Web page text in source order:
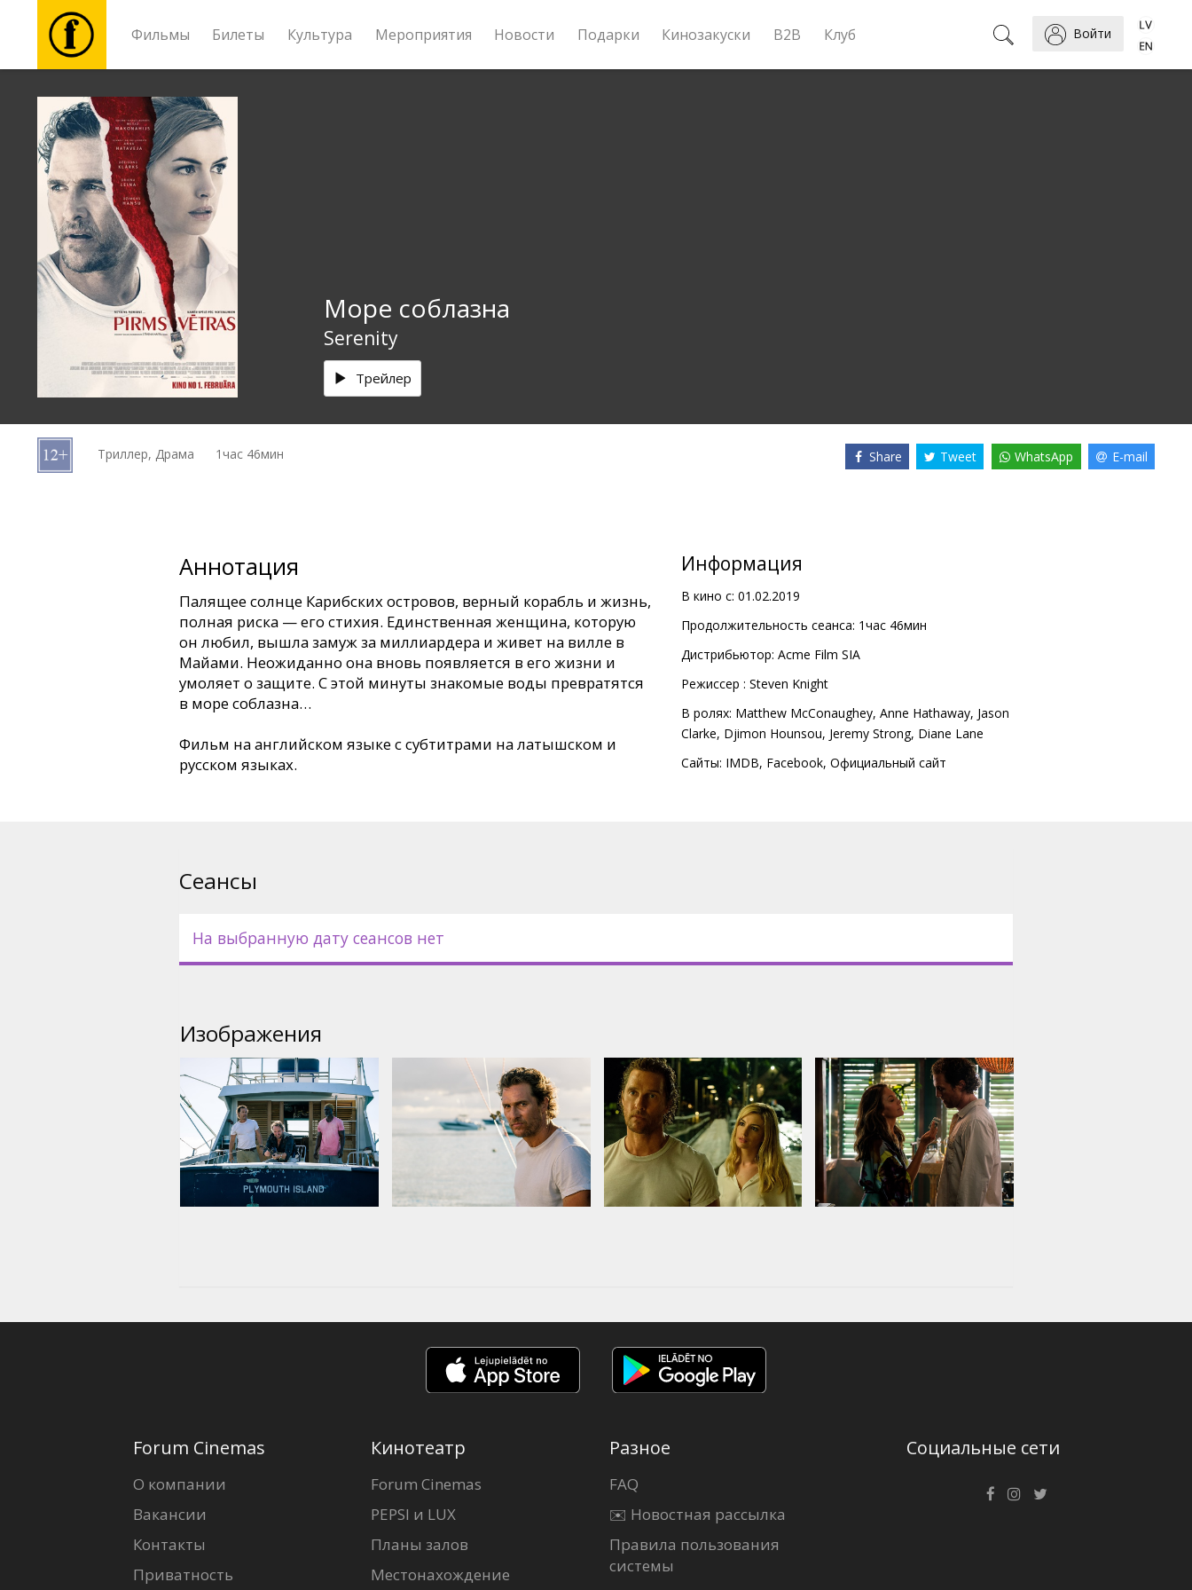
Фильмы Билеты Культура Мероприятия Новости Подарки Кинозакуски B2B Клуб Войти
Фильмы
Билеты
Культура
Мероприятия
Новости
Подарки
B2B
Море соблазна
Serenity
Трейлер
Триллер, Драма 1час 46мин Share Tweet WhatsApp E-mail
Аннотация
Палящее солнце Карибских островов, верный корабль и жизнь,
полная риска — его стихия. Единственная женщина, которую
он любил, вышла замуж за миллиардера и живет на вилле в
Майами. Неожиданно она вновь появляется в его жизни и
умоляет о защите. С этой минуты знакомые воды превратятся
в море соблазна…
Фильм на английском языке с субтитрами на латышском и
русском языках.
Информация
В кино с: 01.02.2019
Продолжительность сеанса: 1час 46мин
Дистрибьютор: Acme Film SIA
Pежиссер : Steven Knight
В ролях: Matthew McConaughey, Anne Hathaway, Jason
Clarke, Djimon Hounsou, Jeremy Strong, Diane Lane
Сайты: IMDB, Facebook, Официальный сайт
Сеансы
На выбранную дату сеансов нет
Изображения
Forum Cinemas
О компании
Вакансии
Контакты
Приватность
Кинотеатр
Forum Cinemas
PEPSI и LUX
Планы залов
Местонахождение
Разное
FAQ
✉️ Новостная рассылка
Правила пользования
системы
Социальные сети